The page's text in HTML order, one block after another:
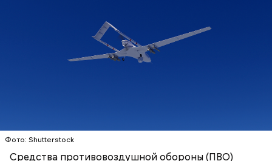
Фото: Shutterstock
Средства противовоздушной обороны (ПВО)